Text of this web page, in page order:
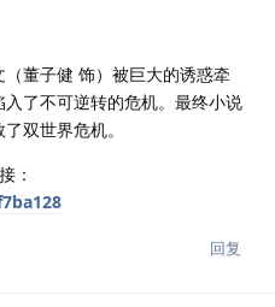
董子健 饰）被巨大的诱惑牵
了不可逆转的危机。最终小说
双世界危机。
：
回复